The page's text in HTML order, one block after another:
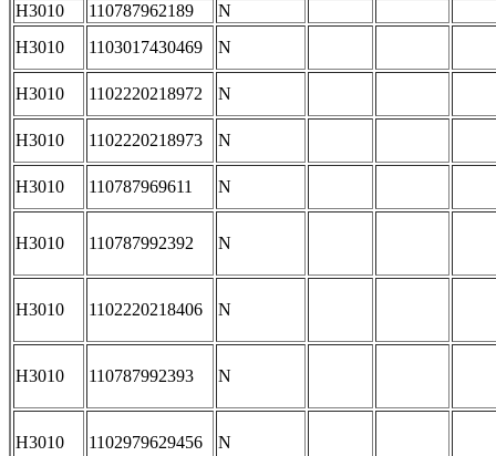
H3010 110787962189
N
H3010
1103017430469 N
H3010 1102220218972 N
H3010 1102220218973 N
H3010 110787969611 N
H3010 110787992392 N
H3010 1102220218406 N
H3010 110787992393 N
H3010 1102979629456 N